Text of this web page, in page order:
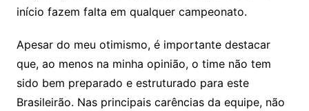
início fazem falta em qualquer campeonato.
Apesar do meu otimismo, é importante destacar
que, ao menos na minha opinião, o time não tem
sido bem preparado e estruturado para este
Brasileirão. Nas principais carências da equipe, não